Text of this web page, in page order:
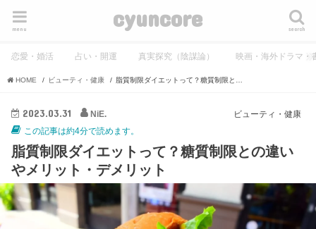
cyuncore search
menu
恋愛・婚活 占い・開運 真実探究（陰謀論） 映画・海外ドラマ・
HOME ビューティ・健康
ビューティ・健康
2023.03.31
NiE.
この記事は約4分で読めます。
脂質制限ダイエットって？糖質制限との違い
やメリット・デメリット